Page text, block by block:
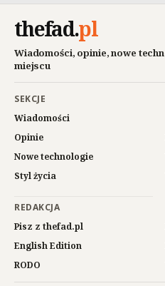
thefad.pl
Wiadomości, opinie, nowe
miejscu
SEKCJE
Wiadomości
Opinie
Nowe technologie
Styl życia
REDAKCJA
Pisz z thefad.pl
English Edition
RODO